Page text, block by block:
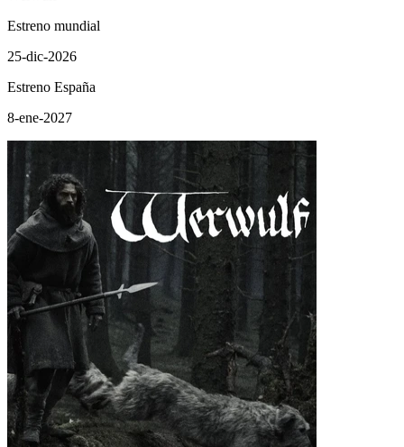
Estreno mundial
25-dic-2026
Estreno España
8-ene-2027